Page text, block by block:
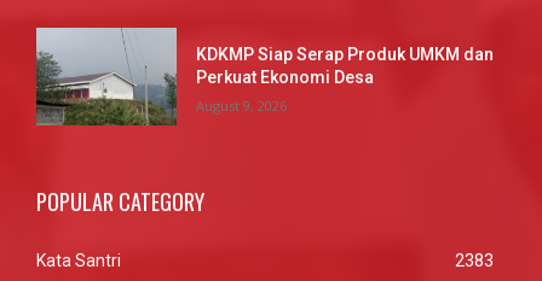
KDKMP Siap Serap Produk UMKM dan
Perkuat Ekonomi Desa
August 9, 2026
POPULAR CATEGORY
Kata Santri
2383